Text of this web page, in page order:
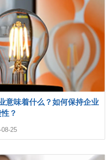
意味着什么？如何保持企业
？
08-25